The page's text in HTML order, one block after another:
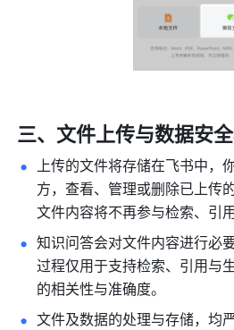
三、文件上传与数据安
上传的文件将存储在飞书中，
方，查看、管理或删除已上传
文件内容将不再参与检索、引
知识问答会对文件内容进行必
过程仅用于支持检索、引用与
的相关性与准确度。
文件及数据的处理与存储，均